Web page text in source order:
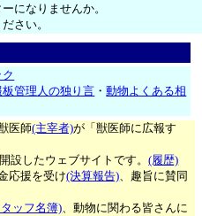
になりませんか。
さい。
管理人の独り言 ・動物よくある相
医師(主宰者)が「獣医師に広報す
設したウェブサイトです。(履歴)
応援を受け(決算報告)、趣旨に賛同
ッフ名簿)、動物に関わる皆さんに